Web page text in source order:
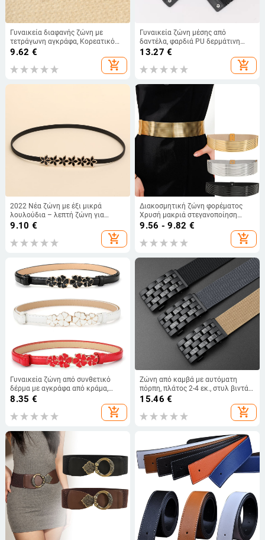
Γυναικεία διαφανής ζώνη με
τετράγωνη αγκράφα, Κορεατικό
στυλ, μινιμαλιστικό αξεσουάρ
9.62 €
add_shopping_cart
Γυναικεία ζώνη μέσης από
δαντέλα, φαρδιά PU δερμάτινη
ζώνη με κορδόνια για διαμόρφωση
του σώματος, μόδα για πουκάμισα
και φορέματα, ευέλικτο στυλ
13.27 €
add_shopping_cart
2022 Νέα ζώνη με έξι μικρά
λουλούδια – λεπτή ζώνη για
γυναίκες, κομψό αξεσουάρ
φορέματος με αλυσίδα μέσης
9.10 €
add_shopping_cart
Διακοσμητική ζώνη φορέματος
Χρυσή μακριά στεγανοποίηση
μέσης Μοντέρνα ελαστική φαρδιά
ζώνη Φόρεμα all-in-one Αξεσουάρ
Ευρώπης και Αμερικής
9.56 - 9.82 €
add_shopping_cart
Γυναικεία ζώνη από συνθετικό
δέρμα με αγκράφα από κράμα,
κούμπωμα με ακίδα,
ηλεκτροπλατινωμένος φινίρισμα
8.35 €
add_shopping_cart
Ζώνη από καμβά με αυτόματη
πόρπη, πλάτος 2-4 εκ., στυλ βιντάζ
λογοτεχνικό ρετρό, κυκλοφορία
15.46 €
add_shopping_cart